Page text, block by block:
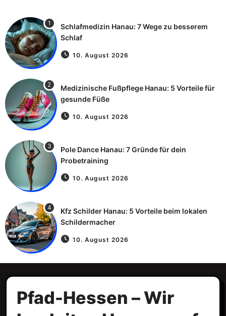
1
Schlafmedizin Hanau: 7 Wege zu besserem
Schlaf
10. August 2026
2
Medizinische Fußpflege Hanau: 5 Vorteile für
gesunde Füße
10. August 2026
3
Pole Dance Hanau: 7 Gründe für dein
Probetraining
10. August 2026
4
Kfz Schilder Hanau: 5 Vorteile beim lokalen
Schildermacher
10. August 2026
Pfad-Hessen – Wir